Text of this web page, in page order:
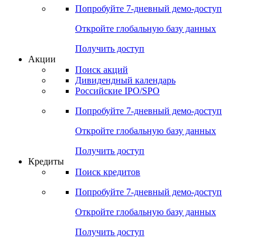
Cbonds Pages
Опросы
Попробуйте7-дневный
Откройте глобальную базу данных
Получить доступ
Поиск акций
Российские IPO/SPO
Попробуйте7-дневный
Откройте глобальную базу данных
Получить доступ
Поиск кредитов
Попробуйте7-дневный